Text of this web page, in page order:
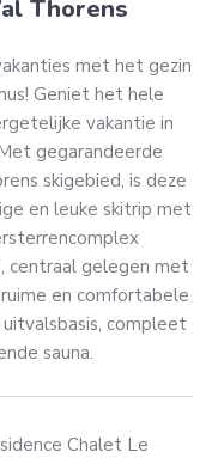
Thorens
met het gezin
Geniet het hele
vakantie in
gegarandeerde
skigebied, is deze
en leuke skitrip met
centraal gelegen met
en comfortabele
compleet
sauna.
Chalet Le